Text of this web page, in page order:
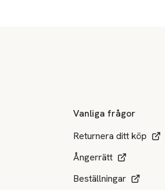
Vanliga frågor
Returnera ditt köp
Ångerrätt
Beställningar